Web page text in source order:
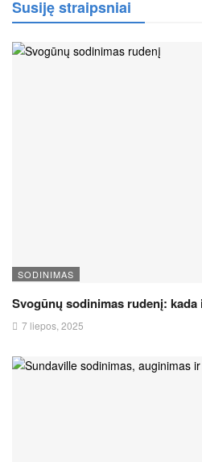
Susiję straipsniai
SODINIMAS
Svogūnų sodinimas rudenį:
7 liepos, 2025